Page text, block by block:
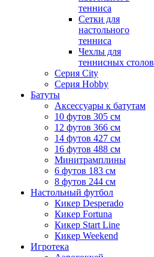
тенниса
Сетки для
настольного
тенниса
Чехлы для
теннисных столов
Серия City
Серия Hobby
Батуты
Аксессуары к батутам
10 футов 305 см
12 футов 366 см
14 футов 427 см
16 футов 488 см
Минитрамплины
6 футов 183 см
8 футов 244 см
Настольный футбол
Кикер Desperado
Кикер Fortuna
Кикер Start Line
Кикер Weekend
Игротека